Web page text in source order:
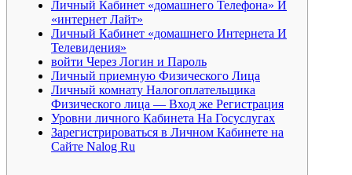
Личный Кабинет «домашнего Телефона» И
«интернет Лайт»
Личный Кабинет «домашнего Интернета И
Телевидения»
войти Через Логин и Пароль
Личный приемную Физического Лица
Личный комнату Налогоплательщика
Физического лица — Вход же Регистрация
Уровни личного Кабинета На Госуслугах
Зарегистрироваться в Личном Кабинете на
Сайте Nalog Ru